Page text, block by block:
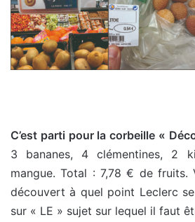
C’est parti pour la corbeille «
3 bananes, 4 clémentines, 2
mangue. Total : 7,78 € de fruits.
découvert à quel point Leclerc
sur « LE » sujet sur lequel il faut